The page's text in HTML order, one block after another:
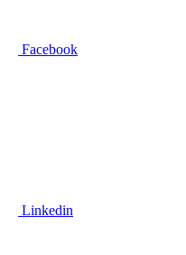
Facebook
Linkedin